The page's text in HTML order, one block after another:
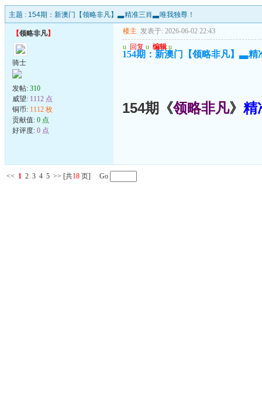
主题 : 154期：新澳门【领略非凡】▃精准三肖▃唯我独尊！
【领略非凡】
骑士
发帖: 310
威望: 1112 点
铜币: 1112 枚
贡献值: 0 点
好评度: 0 点
楼主 发表于: 2026-06-02 22:43
u 回复 u 编辑 u
154期：新澳门【领略非凡】▃
154期《领略非凡》 精
<< 1 2 3 4 5 >> [共18 页] Go